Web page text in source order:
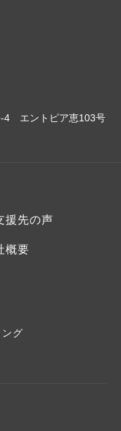
4 エントピア恵103号
援先の声
概要
グ